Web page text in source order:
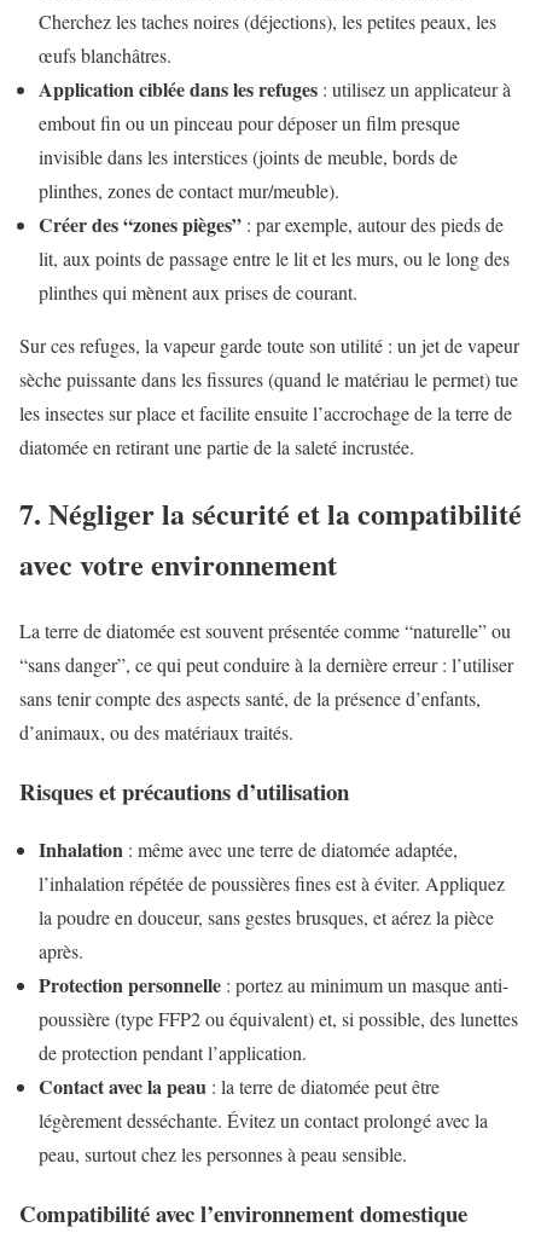
Cherchez les taches noires (déjections), les petites peaux, les
œufs blanchâtres.
Application ciblée dans les refuges : utilisez un applicateur à
embout fin ou un pinceau pour déposer un film presque
invisible dans les interstices (joints de meuble, bords de
plinthes, zones de contact mur/meuble).
Créer des “zones pièges” : par exemple, autour des pieds de
lit, aux points de passage entre le lit et les murs, ou le long des
plinthes qui mènent aux prises de courant.
Sur ces refuges, la vapeur garde toute son utilité : un jet de vapeur
sèche puissante dans les fissures (quand le matériau le permet) tue
les insectes sur place et facilite ensuite l’accrochage de la terre de
diatomée en retirant une partie de la saleté incrustée.
7. Négliger la sécurité et la compatibilité
avec votre environnement
La terre de diatomée est souvent présentée comme “naturelle” ou
“sans danger”, ce qui peut conduire à la dernière erreur : l’utiliser
sans tenir compte des aspects santé, de la présence d’enfants,
d’animaux, ou des matériaux traités.
Risques et précautions d’utilisation
Inhalation : même avec une terre de diatomée adaptée,
l’inhalation répétée de poussières fines est à éviter. Appliquez
la poudre en douceur, sans gestes brusques, et aérez la pièce
après.
Protection personnelle : portez au minimum un masque anti-
poussière (type FFP2 ou équivalent) et, si possible, des lunettes
de protection pendant l’application.
Contact avec la peau : la terre de diatomée peut être
légèrement desséchante. Évitez un contact prolongé avec la
peau, surtout chez les personnes à peau sensible.
Compatibilité avec l’environnement domestique